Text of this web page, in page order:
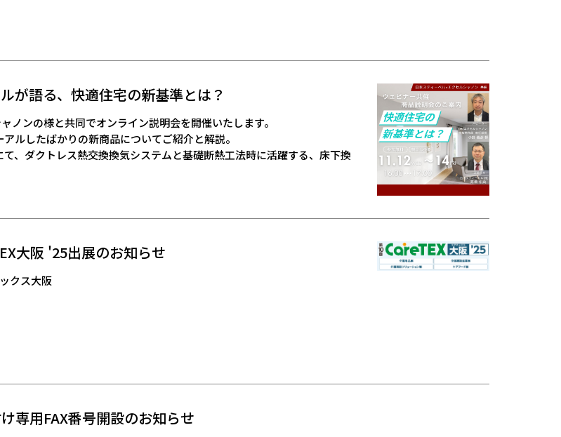
が語る、快適住宅の新基準とは？
ノンの様と共同でオンライン説明会を開催いたします。
ルしたばかりの新商品についてご紹介と解説。
、ダクトレス熱交換換気システムと基礎断熱工法時に活躍する、床下換
大阪 '25出展のお知らせ
クス大阪
専用FAX番号開設のお知らせ